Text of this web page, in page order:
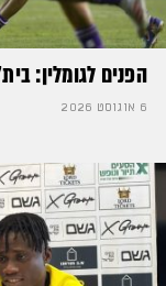
הפנים לגומלין:
6 אוגוסט 2026